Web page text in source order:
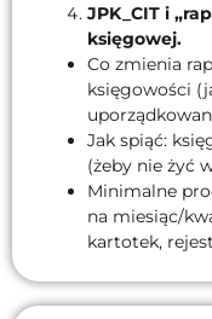
JPK_CIT i
księgowej.
Co zmienia
księgowości
Jak spiąć:
(żeby nie żyć
Minimalne
na miesiąc/
kartotek,